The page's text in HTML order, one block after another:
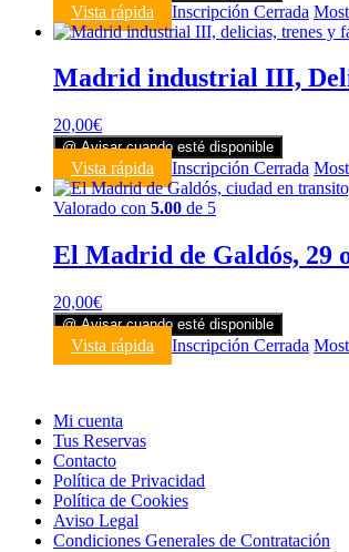
Vista rápida Inscripción Cerrada
Madrid industrial III,
20,00€
@ Avisar cuando esté disponible
Vista rápida Inscripción Cerrada
Valorado con 5.00 de 5
El Madrid de Galdós, 29
20,00€
@ Avisar cuando esté disponible
Vista rápida Inscripción Cerrada
Mi cuenta
Tus Reservas
Contacto
Política de Privacidad
Política de Cookies
Aviso Legal
Condiciones Generales de Contratación